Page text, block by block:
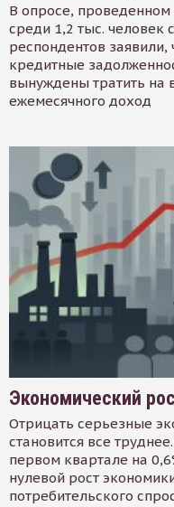
В опросе, проведенном
среди 1,2 тыс. человек
респондентов заявили,
кредитные
вынуждены тратить на
ежемесячного доход
Экономический
Отрицать серьезные
становится все
первом квартале на
нулевой рост
потребительского